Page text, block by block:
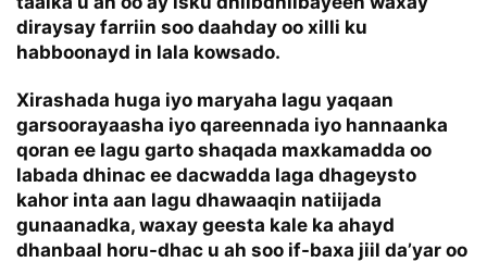
diraysay farriin soo daahday oo xilli ku
habboonayd in lala kowsado.
Xirashada huga iyo maryaha lagu yaqaan
garsoorayaasha iyo qareennada iyo hannaanka
qoran ee lagu garto shaqada maxkamadda oo
labada dhinac ee dacwadda laga dhageysto
kahor inta aan lagu dhawaaqin natiijada
gunaanadka, waxay geesta kale ka ahayd
dhanbaal horu-dhac u ah soo if-baxa jiil da’yar oo